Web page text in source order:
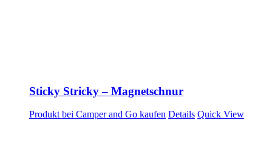
Sticky Stricky – Magnetschnur
Produkt bei Camper and Go kaufen Details Quick View